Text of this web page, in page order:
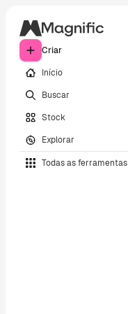
Criar
Início
Buscar
Stock
Explorar
Todas as ferramentas